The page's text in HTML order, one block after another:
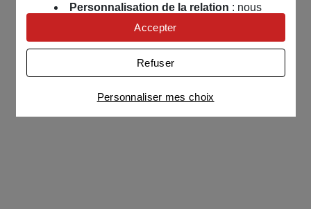
Personnalisation de la relation : nous
nous servons de cookies pour adapter nos
contenus et personnaliser nos offres
Univers publicitaire: nous utilisons avec
nos partenaires des cookies pour afficher des
publicités personnalisées
Connaître notre politique cookies et la liste de nos
partenaires
Personnaliser mes choix
Refuser
Accepter